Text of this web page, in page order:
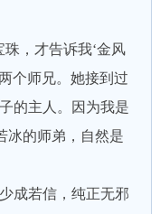
，才告诉我‘金风
个师兄。她接到过
的主人。因为我是
冰的师弟，自然是
若信，纯正无邪